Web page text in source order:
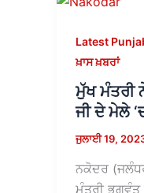
Latest
ਖ਼ਾਸ ਖ਼ਬਰਾਂ
ਮੁੱਖ ਮੰਤਰੀ
ਜੀ ਦੇ ਮੇਲੇ
ਜੁਲਾਈ 19,
ਨਕੋਦਰ
ਮੰਤਰੀ